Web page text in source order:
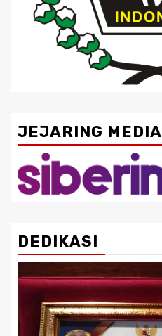
JEJARING MEDIA
DEDIKASI